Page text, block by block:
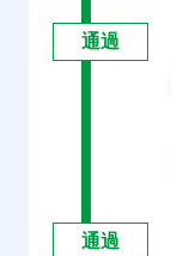
通過
通過